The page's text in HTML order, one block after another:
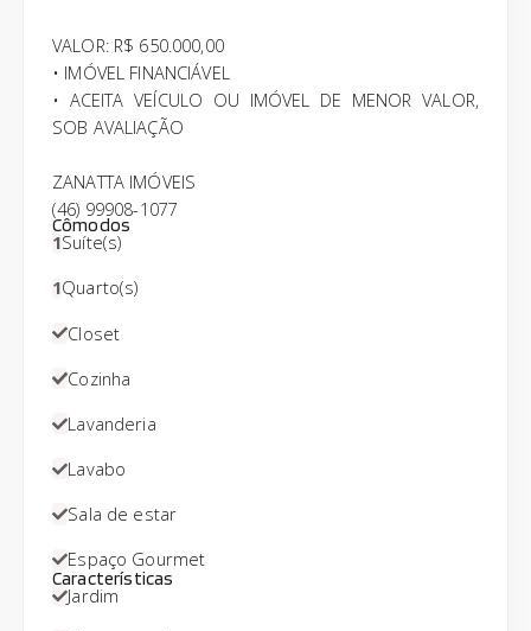
VALOR: R$ 650.000,00
• IMÓVEL FINANCIÁVEL
• ACEITA VEÍCULO OU IMÓVEL DE MENOR VALOR,
SOB AVALIAÇÃO
ZANATTA IMÓVEIS
(46) 99908-1077
Cômodos
1Suíte(s)
1Quarto(s)
Closet
Cozinha
Lavanderia
Lavabo
Sala de estar
Espaço Gourmet
Características
Jardim